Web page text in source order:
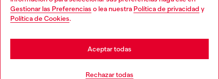
Gestionar las Preferencias o lea nuestra Política de privacidad y
Política de Cookies.
Rechazar todas
Aceptar todas
You are currently browsing España website, but it seems you
may be based in United States